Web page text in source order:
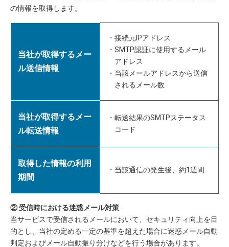
の情報を取得します。
当社が取得するメー
ル送信情報
接続元IPアドレス
SMTP認証に使用するメール
アドレス
当該メールアドレスから送信
されるメール数
当社が取得するメー
ル転送情報
転送結果のSMTPステータス
コード
取得した情報の利用
期間
当該通信の発生後、約1週間
② 受信時における迷惑メール対策
当サービスで受信されるメールにおいて、セキュリティ向上を目
的とし、当社の定める一定の基準を超えた場合に迷惑メール自動
判定およびメール自動振り分けなどを行う場合があります。